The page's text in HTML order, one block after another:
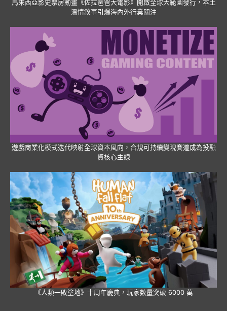
馬來西亞影史票房動畫《佐拉爸爸大電影》開啟全球大範圍發行，本土
溫情敘事引爆海內外行業關注
遊戲商業化模式迭代映射全球資本風向，合規可持續變現賽道成為投融
資核心主線
《人類一敗塗地》十周年慶典，玩家數量突破 6000 萬